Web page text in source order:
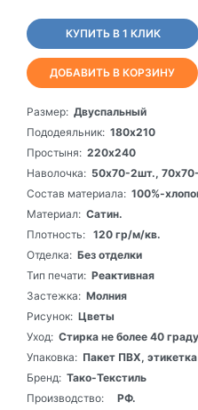
КУПИТЬ В 1 КЛИК
ДОБАВИТЬ В КОРЗИНУ
Размер: Двуспальный
Пододеяльник: 180х210
Простыня: 220х240
Наволочка: 50х70-2шт.,
Состав материала: 100%-
Материал: Сатин.
Плотность: 120 гр/м/кв.
Отделка: Без отделки
Тип печати: Реактивная
Застежка: Молния
Рисунок: Цветы
Уход: Стирка не более 40
Упаковка: Пакет ПВХ,
Бренд: Тако-Текстиль
Производство:
РФ.